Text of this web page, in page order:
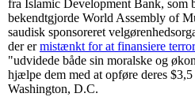
fra Islamic Development Bank, som
bekendtgjorde World Assembly of
saudisk sponsoreret
der ermistænkt for at finansiere terror
"udvidede både sin moralske og
hjælpe dem med at opføre deres
Washington, D.C.